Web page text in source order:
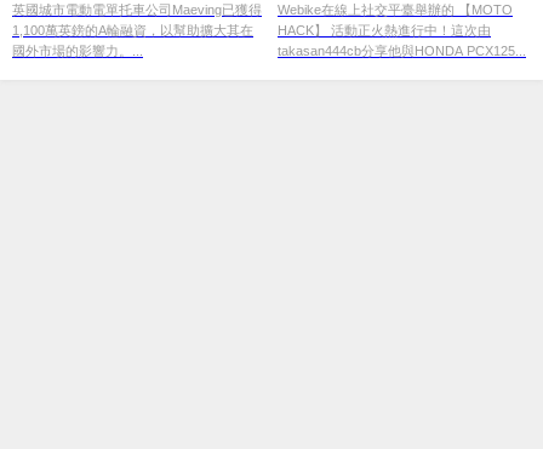
英國城市電動電單托車公司Maeving已獲得
1,100萬英鎊的A輪融資，以幫助擴大其在
國外市場的影響力。...
Webike在線上社交平臺舉辦的 【MOTO
HACK】 活動正火熱進行中！這次由
takasan444cb分享他與HONDA PCX125...